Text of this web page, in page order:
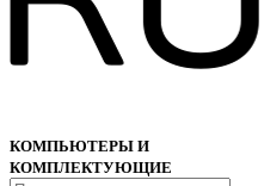
КОМПЬЮТЕРЫ И
КОМПЛЕКТУЮЩИЕ